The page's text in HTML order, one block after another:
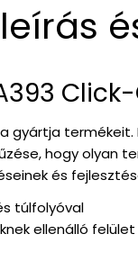
gyártja
hogy olyan
és
túlfolyóval
ellenálló felület